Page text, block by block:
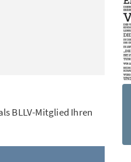
BLLV-Mitglied Ihren